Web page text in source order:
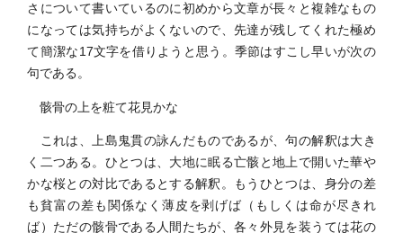
さについて書いているのに初めから文章が長々と複雑なもの
になっては気持ちがよくないので、先達が残してくれた極め
て簡潔な17文字を借りようと思う。季節はすこし早いが次の
句である。
骸骨の上を粧て花見かな
これは、上島鬼貫の詠んだものであるが、句の解釈は大き
く二つある。ひとつは、大地に眠る亡骸と地上で開いた華や
かな桜との対比であるとする解釈。もうひとつは、身分の差
も貧富の差も関係なく薄皮を剥げば（もしくは命が尽きれ
ば）ただの骸骨である人間たちが、各々外見を装うては花の